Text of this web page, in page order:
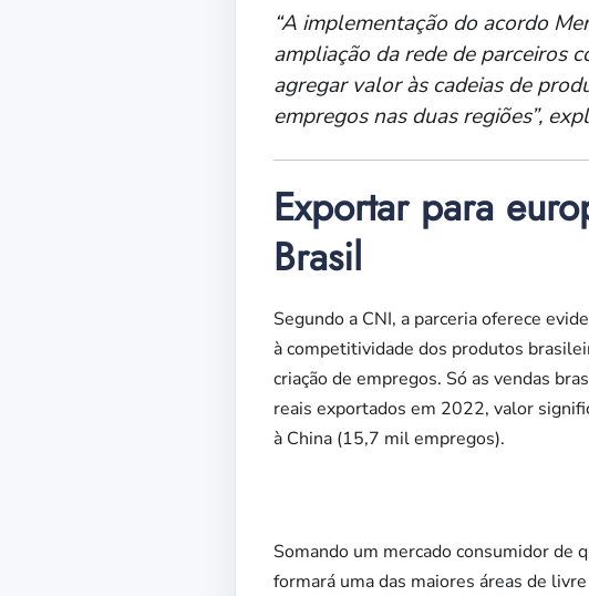
“A implementação do acordo
ampliação da rede de parceiros
agregar valor às cadeias de
empregos nas duas regiões”,
Exportar para
Brasil
Segundo a CNI, a parceria oferece
à competitividade dos produtos
criação de empregos. Só as vendas
reais exportados em 2022, valor
à China (15,7 mil empregos).
Somando um mercado consumidor de
formará uma das maiores áreas de